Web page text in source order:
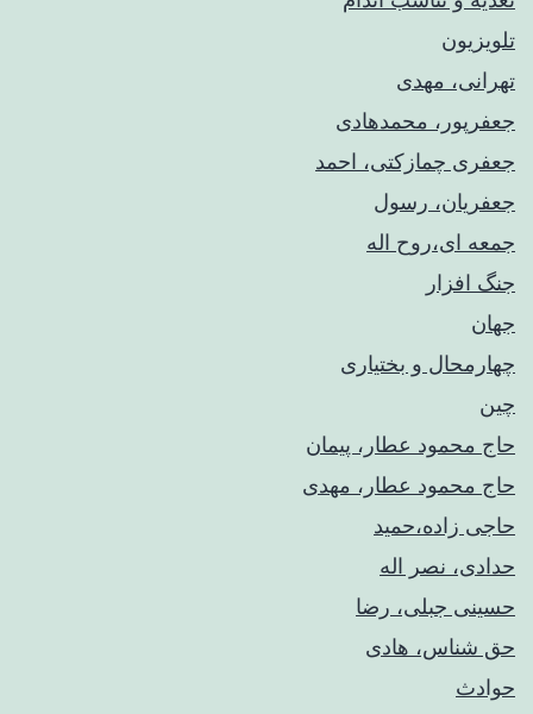
تلویزیون
تهرانی، مهدی
جعفرپور، محمدهادی
جعفری چمازکتی، احمد
جعفریان، رسول
جمعه ای،روح اله
جنگ افزار
جهان
چهارمحال و بختیاری
چین
حاج محمود عطار، پیمان
حاج محمود عطار، مهدی
حاجی زاده،حمید
حدادی، نصر اله
حسینی جبلی، رضا
حق شناس، هادی
حوادث